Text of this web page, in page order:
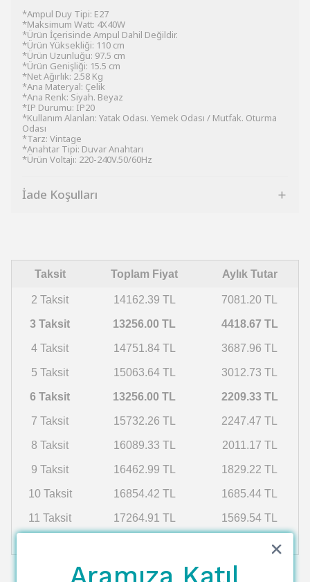
*Ampul Duy Tipi: E27
*Maksimum Watt: 4X40W
*Ürün İçerisinde Ampul Dahil Değildir.
*Ürün Yüksekliği: 110 cm
*Ürün Uzunluğu: 97.5 cm
*Ürün Genişliği: 15.5 cm
*Net Ağırlık: 2.58 Kg
*Ana Materyal: Çelik
*Ana Renk: Siyah. Beyaz
*IP Durumu: IP20
*Kullanım Alanları: Yatak Odası. Yemek Odası / Mutfak. Oturma
Odası
*Tarz: Vintage
*Anahtar Tipi: Duvar Anahtarı
*Ürün Voltajı: 220-240V.50/60Hz
İade Koşulları
Taksit Toplam Fiyat Aylık Tutar
2 Taksit 14162.39 TL 7081.20 TL
3 Taksit 13256.00 TL 4418.67 TL
4 Taksit 14751.84 TL 3687.96 TL
5 Taksit 15063.64 TL 3012.73 TL
6 Taksit 13256.00 TL 2209.33 TL
7 Taksit 15732.26 TL 2247.47 TL
8 Taksit 16089.33 TL 2011.17 TL
9 Taksit 16462.99 TL 1829.22 TL
10 Taksit 16854.42 TL 1685.44 TL
11 Taksit 17264.91 TL 1569.54 TL
1474.66 TL
Aramıza Katıl